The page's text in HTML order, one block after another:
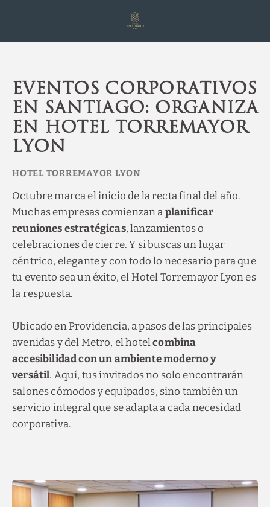
Eventos corporativos
en Santiago: organiza
en Hotel Torremayor
Lyon
Octubre marca el inicio de la recta final del año.
Muchas empresas comienzan aplanificar
reuniones estratégicas, lanzamientos o
celebraciones de cierre. Y si buscas un lugar
céntrico, elegante y con todo lo necesario para que
tu evento sea un éxito, el Hotel Torremayor Lyon es
la respuesta.
Ubicado en Providencia, a pasos de las principales
avenidas y del Metro, el hotelcombina
accesibilidad con un ambiente moderno y
versátil. Aquí, tus invitados no solo encontrarán
salones cómodos y equipados, sino también un
servicio integral que se adapta a cada necesidad
corporativa.